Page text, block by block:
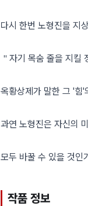
다시 한번 노형진을 지
＂자기 목숨 줄을 지킬
옥황상제가 말한 그 '힘'
과연 노형진은 자신의
모두 바꿀 수 있을 것인
작품 정보